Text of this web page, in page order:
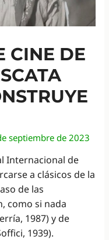
CINE DE
septiembre de 2023
Internacional de
a clásicos de la
de las
como si nada
1987) y de
1939).